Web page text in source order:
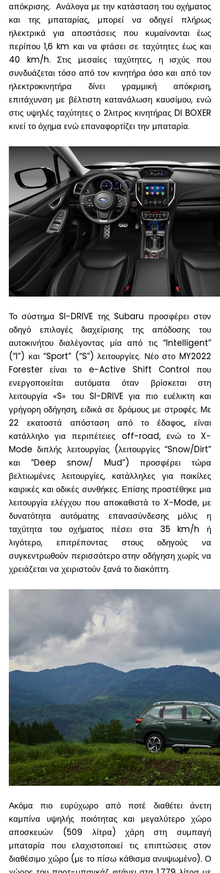
απόκρισης. Ανάλογα με την κατάσταση του οχήματος
και της μπαταρίας, μπορεί να οδηγεί πλήρως
ηλεκτρικά για αποστάσεις που κυμαίνονται έως
περίπου 1,6 km και να φτάσει σε ταχύτητες έως και
40 km/h. Στις μεσαίες ταχύτητες, η ισχύς που
συνδυάζεται τόσο από τον κινητήρα όσο και από τον
ηλεκτροκινητήρα δίνει γραμμική απόκριση,
επιτάχυνση με βέλτιστη κατανάλωση καυσίμου, ενώ
στις υψηλές ταχύτητες ο 2λιτρος κινητήρας DI BOXER
κινεί το όχημα ενώ επαναφορτίζει την μπαταρία.
Το σύστημα SI-DRIVE της Subaru προσφέρει στον
οδηγό επιλογές διαχείρισης της απόδοσης του
αυτοκινήτου διαλέγοντας μία από τις “Intelligent”
(“I”) και “Sport” (“S”) λειτουργίες. Νέο στο MY2022
Forester είναι το e-Active Shift Control που
ενεργοποιείται αυτόματα όταν βρίσκεται στη
λειτουργία «S» του SI-DRIVE για πιο ευέλικτη και
γρήγορη οδήγηση, ειδικά σε δρόμους με στροφές. Με
22 εκατοστά απόσταση από το έδαφος, είναι
κατάλληλο για περιπέτειες off-road, ενώ το X-
Mode διπλής λειτουργίας (λειτουργίες “Snow/Dirt”
και “Deep snow/ Mud”) προσφέρει τώρα
βελτιωμένες λειτουργίες, κατάλληλες για ποικίλες
καιρικές και οδικές συνθήκες. Επίσης προστέθηκε μια
λειτουργία ελέγχου που αποκαθιστά το X-Mode, με
δυνατότητα αυτόματης επανασύνδεσης μόλις η
ταχύτητα του οχήματος πέσει στα 35 km/h ή
λιγότερο, επιτρέποντας στους οδηγούς να
συγκεντρωθούν περισσότερο στην οδήγηση χωρίς να
χρειάζεται να χειριστούν ξανά το διακόπτη.
Ακόμα πιο ευρύχωρο από ποτέ διαθέτει άνετη
καμπίνα υψηλής ποιότητας και μεγαλύτερο χώρο
αποσκευών (509 λίτρα) χάρη στη συμπαγή
μπαταρία που ελαχιστοποιεί τις επιπτώσεις στον
διαθέσιμο χώρο (με το πίσω κάθισμα ανυψωμένο). Ο